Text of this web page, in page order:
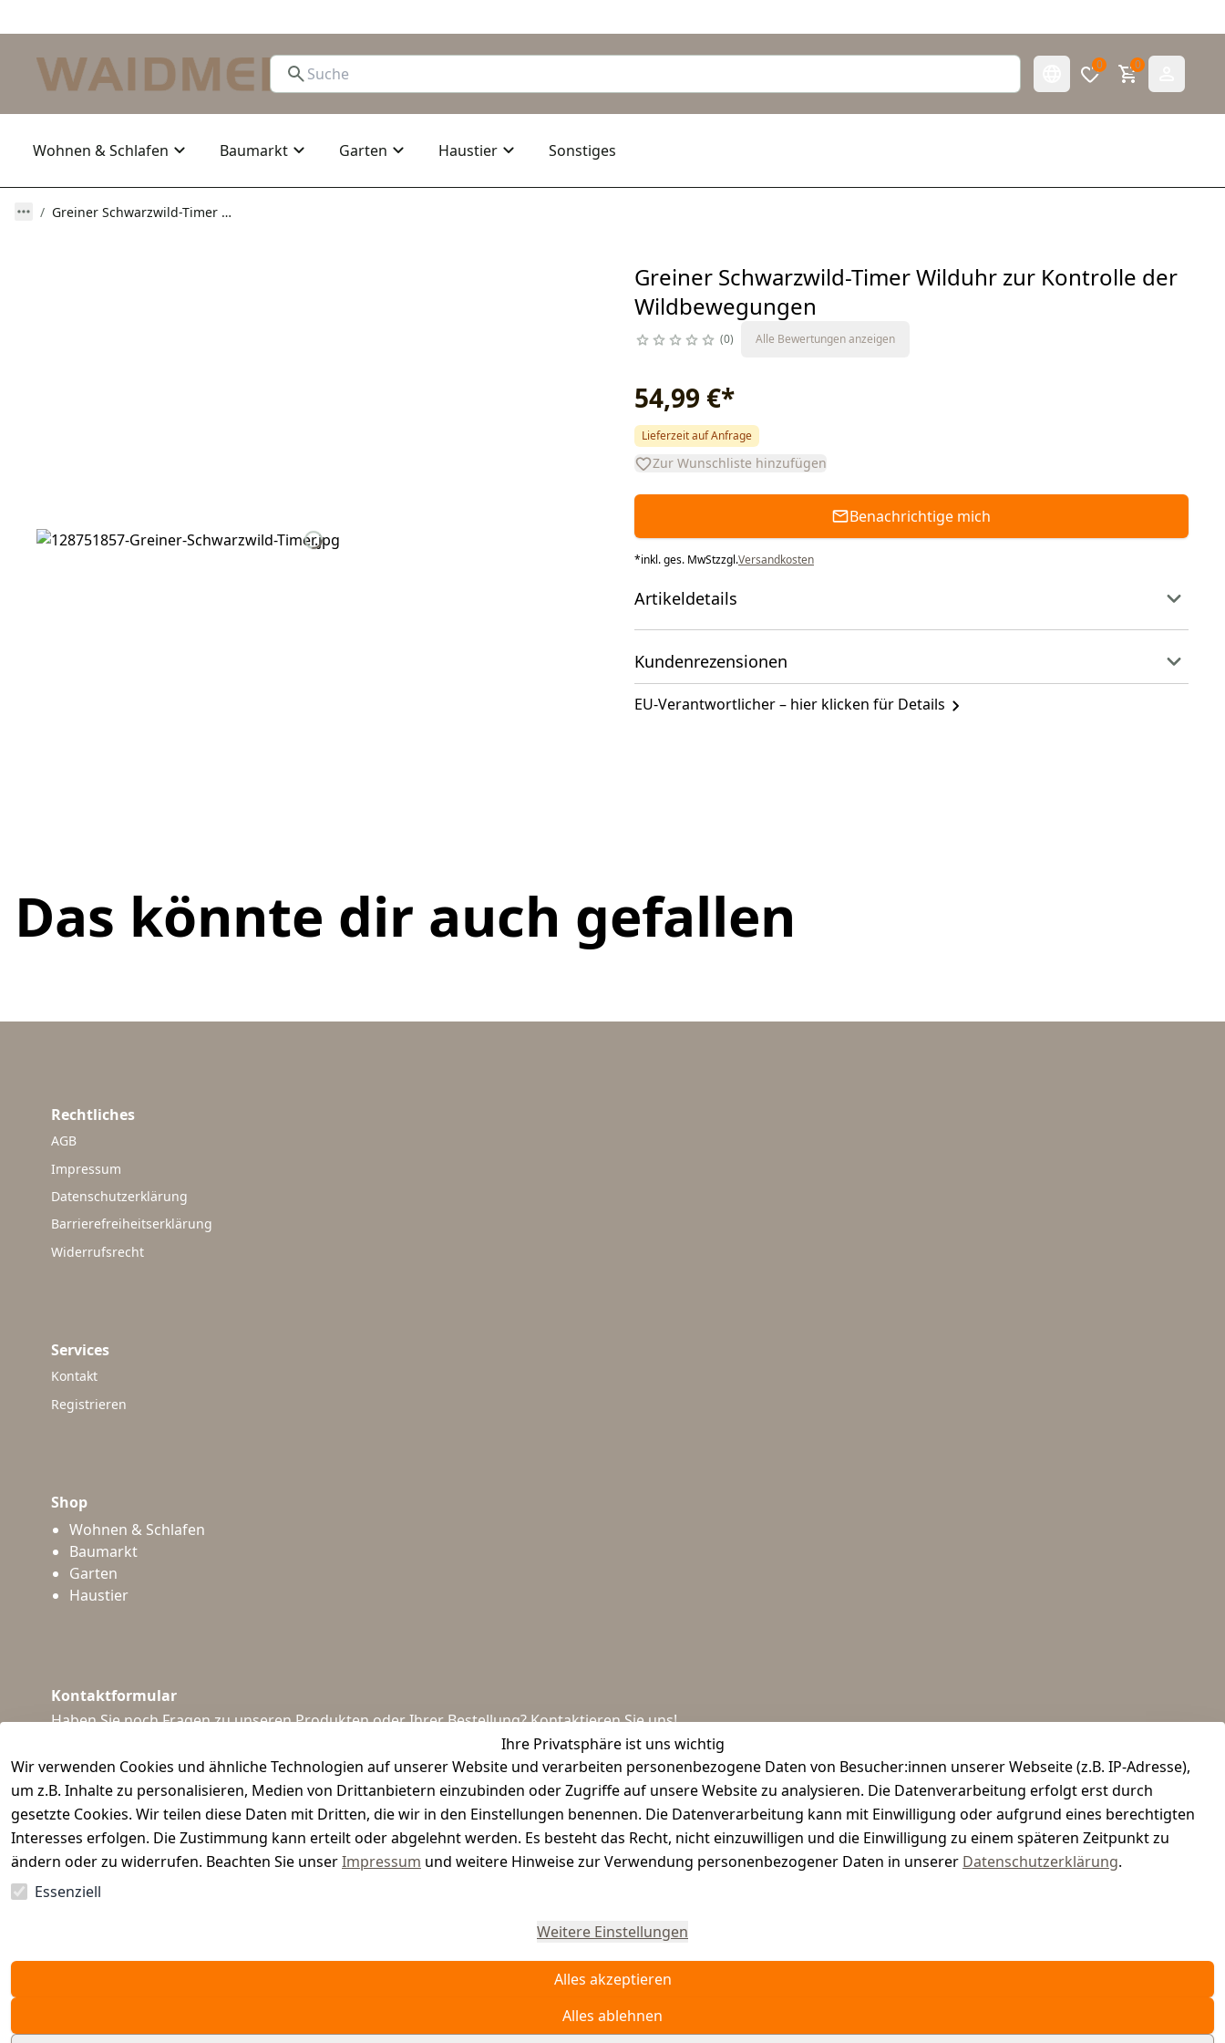
0 0
Wohnen & Schlafen Baumarkt Garten Haustier Sonstiges
Greiner Schwarzwild-Timer Wilduhr zur Kontrolle der Wildbewegungen
Greiner Schwarzwild-Timer Wilduhr zur Kontrolle der
Wildbewegungen
0 Alle Bewertungen anzeigen
54,99 €*
Lieferzeit auf Anfrage
Zur Wunschliste hinzufügen
Benachrichtige mich
*inkl. ges. MwStzzgl.Versandkosten
Artikeldetails
Kundenrezensionen
EU-Verantwortlicher – hier klicken für Details
Das könnte dir auch gefallen
Ihre Privatsphäre ist uns wichtig
Wir verwenden Cookies und ähnliche Technologien auf unserer Website und verarbeiten personenbezogene Daten von Besucher:innen unserer Webseite (z.B. IP-Adresse),
um z.B. Inhalte zu personalisieren, Medien von Drittanbietern einzubinden oder Zugriffe auf unsere Website zu analysieren. Die Datenverarbeitung erfolgt erst durch
gesetzte Cookies. Wir teilen diese Daten mit Dritten, die wir in den Einstellungen benennen. Die Datenverarbeitung kann mit Einwilligung oder aufgrund eines berechtigten
Interesses erfolgen. Die Zustimmung kann erteilt oder abgelehnt werden. Es besteht das Recht, nicht einzuwilligen und die Einwilligung zu einem späteren Zeitpunkt zu
ändern oder zu widerrufen. Beachten Sie unserImpressum und weitere Hinweise zur Verwendung personenbezogener Daten in unserer Datenschutzerklärung.
Essenziell
Weitere Einstellungen
Alles akzeptieren
Alles ablehnen
Rechtliches
AGB
Impressum
Datenschutzerklärung
Barrierefreiheitserklärung
Widerrufsrecht
Services
Kontakt
Registrieren
Shop
Wohnen & Schlafen
Baumarkt
Garten
Haustier
Kontaktformular
Haben Sie noch Fragen zu unseren Produkten oder Ihrer Bestellung? Kontaktieren Sie uns!
support@waidmeister.de